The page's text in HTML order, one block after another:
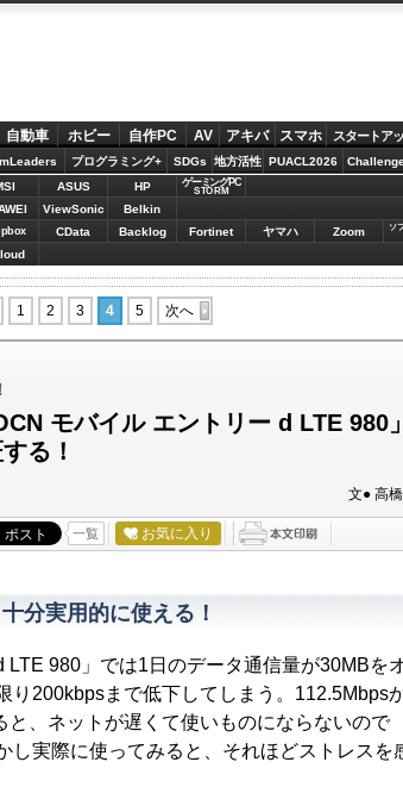
自動車 ホビー 自作PC AV アキバ スマホ スタートア
プログラミング+ SDGs 地方活性 PUACL2026
ASUS HP ゲーミングPC
STORM
ViewSonic Belkin
CData Backlog Fortinet ヤマハ Zoom
ソ
1 2 3 4 5 次へ
モバイル エントリー d LTE 980」
る！
文● 高
一覧 お気に入り
分実用的に使える！
980」では1日のデータ通信量が30MBを
り200kbpsまで低下してしまう。112.5Mbps
、ネットが遅くて使いものにならないので
実際に使ってみると、それほどストレスを